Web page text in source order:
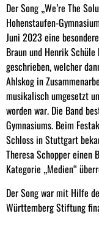
Der Song „We’re The
Hohenstaufen-
Juni 2023 eine
Braun und Henrik
geschrieben, welcher
Ahlskog in
musikalisch umgesetzt
worden war. Die Band
Gymnasiums. Beim
Schloss in Stuttgart
Theresa Schopper einen
Kategorie „Medien“
Der Song war mit Hilfe
Württemberg Stiftung